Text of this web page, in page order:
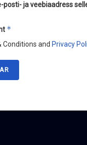
posti- ja veebiaadress
*
Conditions and Privacy